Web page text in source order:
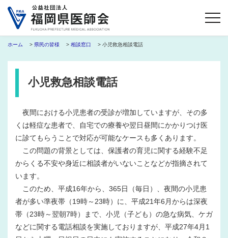
ホーム > 県民の皆様 > 相談窓口 > 小児救急相談電話
小児救急相談電話
夜間における小児患者の受診が増加していますが、その多
くは軽症な患者で、自宅での療養や翌日昼間にかかりつけ医
に診てもらうことで対応が可能なケースも多くあります。
この問題の背景としては、保護者の育児に関する経験不足
からくる不安や身近に相談者がいないことなどが指摘されて
います。
このため、平成16年から、365日（毎日）、夜間の小児患
者が多い準夜帯（19時～23時）に、平成21年6月からは深夜
帯（23時～翌朝7時）まで、小児（子ども）の急な病気、ケガ
などに関する電話相談を実施しておりますが、平成27年4月1